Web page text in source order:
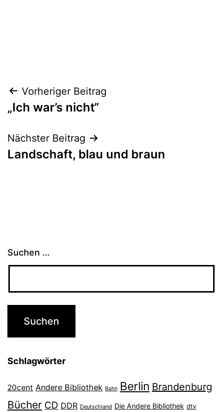
Beitragsnavigation
Vorheriger Beitrag
„Ich war’s nicht“
Nächster Beitrag
Landschaft, blau und braun
Suchen …
Schlagwörter
20cent Andere Bibliothek Bahn Berlin Brandenburg
Bücher CD DDR Deutschland Die Andere Bibliothek dtv